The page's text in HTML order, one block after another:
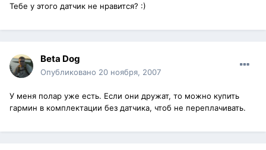
Тебе у этого датчик не нравится? :)
Beta Dog
Опубликовано 20 ноября, 2007
У меня полар уже есть. Если они дружат, то можно купить
гармин в комплектации без датчика, чтоб не переплачивать.